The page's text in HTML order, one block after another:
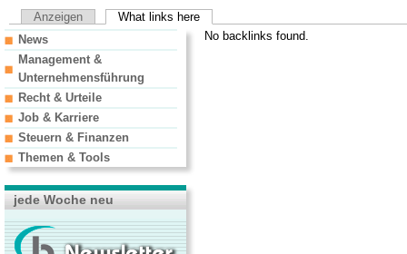
Anzeigen
What links here
No backlinks found.
News
Management &
Unternehmensführung
Recht & Urteile
Job & Karriere
Steuern & Finanzen
Themen & Tools
jede Woche neu